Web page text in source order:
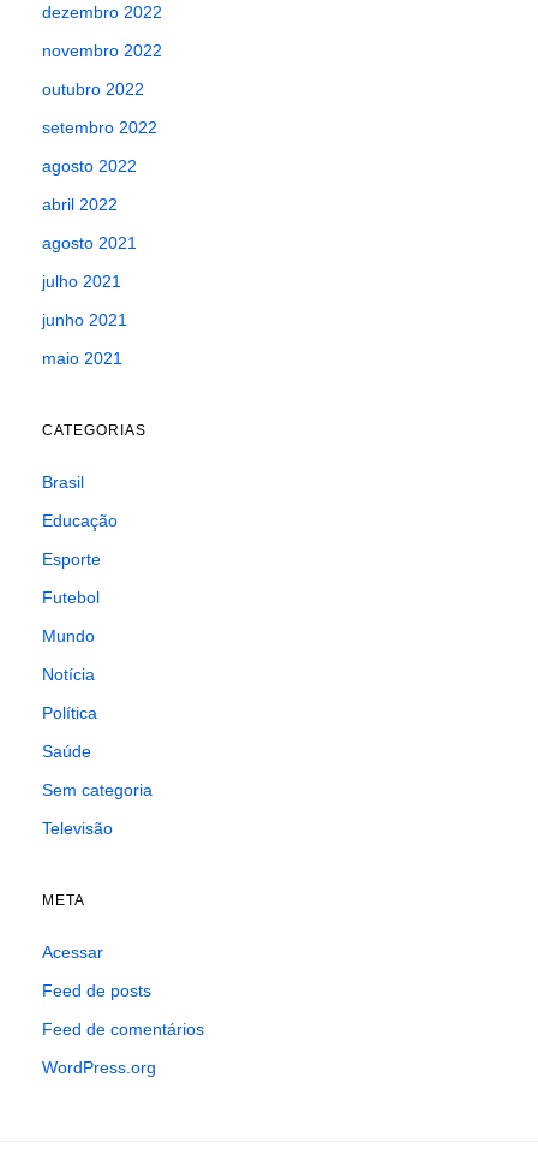
dezembro 2022
novembro 2022
outubro 2022
setembro 2022
agosto 2022
abril 2022
agosto 2021
julho 2021
junho 2021
maio 2021
CATEGORIAS
Brasil
Educação
Esporte
Futebol
Mundo
Notícia
Política
Saúde
Sem categoria
Televisão
META
Acessar
Feed de posts
Feed de comentários
WordPress.org